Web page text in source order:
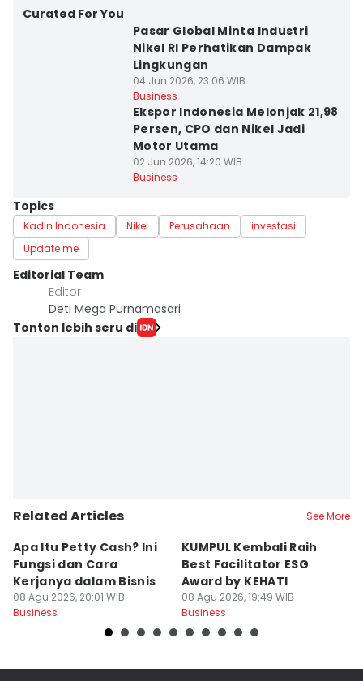
Curated For You
Pasar Global Minta Industri
Nikel RI Perhatikan Dampak
Lingkungan
04 Jun 2026, 23:06 WIB
Business
Ekspor Indonesia Melonjak 21,98
Persen, CPO dan Nikel Jadi
Motor Utama
02 Jun 2026, 14:20 WIB
Business
Topics
Kadin Indonesia Nikel Perusahaan
investasi
Update me
Editorial Team
Editor
Deti Mega Purnamasari
Tonton lebih seru di
Related Articles See More
Apa Itu Petty Cash? Ini
Fungsi dan Cara
Kerjanya dalam Bisnis
08 Agu 2026, 20:01 WIB
Business
KUMPUL Kembali Raih
Best Facilitator ESG
Award by KEHATI
08 Agu 2026, 19:49 WIB
Business